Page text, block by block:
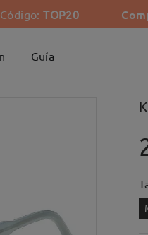
TOP20
Guía